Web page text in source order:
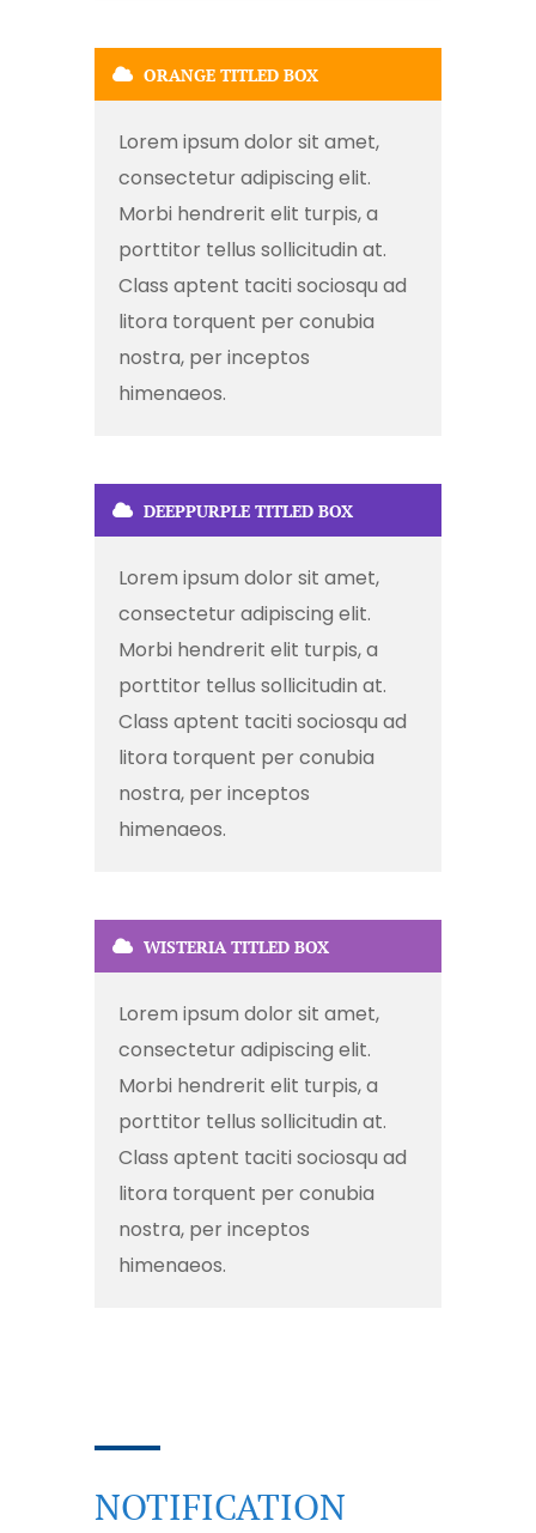
ORANGE TITLED BOX
Lorem ipsum dolor sit amet,
consectetur adipiscing elit.
Morbi hendrerit elit turpis, a
porttitor tellus sollicitudin at.
Class aptent taciti sociosqu ad
litora torquent per conubia
nostra, per inceptos
himenaeos.
DEEPPURPLE TITLED BOX
Lorem ipsum dolor sit amet,
consectetur adipiscing elit.
Morbi hendrerit elit turpis, a
porttitor tellus sollicitudin at.
Class aptent taciti sociosqu ad
litora torquent per conubia
nostra, per inceptos
himenaeos.
WISTERIA TITLED BOX
Lorem ipsum dolor sit amet,
consectetur adipiscing elit.
Morbi hendrerit elit turpis, a
porttitor tellus sollicitudin at.
Class aptent taciti sociosqu ad
litora torquent per conubia
nostra, per inceptos
himenaeos.
NOTIFICATION